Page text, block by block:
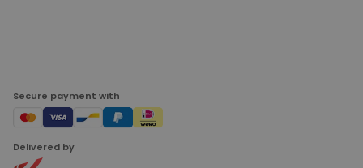
Secure payment with
Delivered by